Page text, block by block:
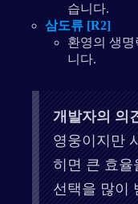
습니다.
삼도류 [R2]
환영의 생명
니다.
개발자의 의
영웅이지만
히면 큰 효율
선택을 많이